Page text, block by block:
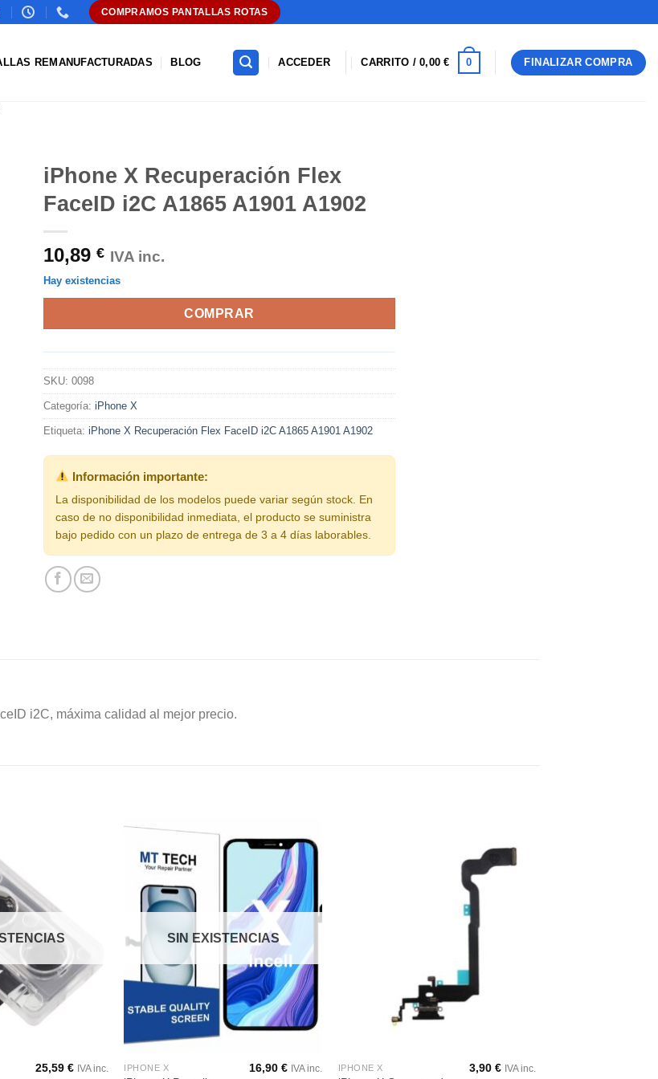
COMPRAMOS PANTALLAS ROTAS
REMANUFACTURADAS BLOG ACCEDER CARRITO /0,00€ 0 FINALIZAR COMPRA
iPhone X Recuperación Flex
FaceID i2C A1865 A1901 A1902
10,89 € IVA inc.
Hay existencias
COMPRAR
SKU: 0098
Categoría: iPhone X
Etiqueta: iPhone X Recuperación Flex FaceID i2C A1865 A1901 A1902
Información importante:
La disponibilidad de los modelos puede variar según stock. En
caso de no disponibilidad inmediata, el producto se suministra
bajo pedido con un plazo de entrega de 3 a 4 días laborables.
i2C, máxima calidad al mejor precio.
25,59 € IVA inc.
Añadir
a la
lista de
deseos
SIN EXISTENCIAS
IPHONE X 16,90 € IVA inc.
Añadir
IPHONE X 3,90€ IVA inc.